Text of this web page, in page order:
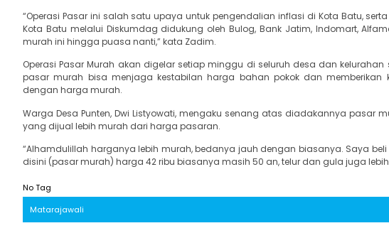
“Operasi Pasar ini salah satu upaya untuk pengendalian inflasi di Kota Batu,
Kota Batu melalui Diskumdag didukung oleh Bulog, Bank Jatim, Indomart,
murah ini hingga puasa nanti,” kata Zadim.
Operasi Pasar Murah akan digelar setiap minggu di seluruh desa dan
pasar murah bisa menjaga kestabilan harga bahan pokok dan
dengan harga murah.
Warga Desa Punten, Dwi Listyowati, mengaku senang atas diadakannya pasar
yang dijual lebih murah dari harga pasaran.
“Alhamdulillah harganya lebih murah, bedanya jauh dengan biasanya. Saya beli
disini (pasar murah) harga 42 ribu biasanya masih 50 an, telur dan gula juga
No Tag
Matarajawali